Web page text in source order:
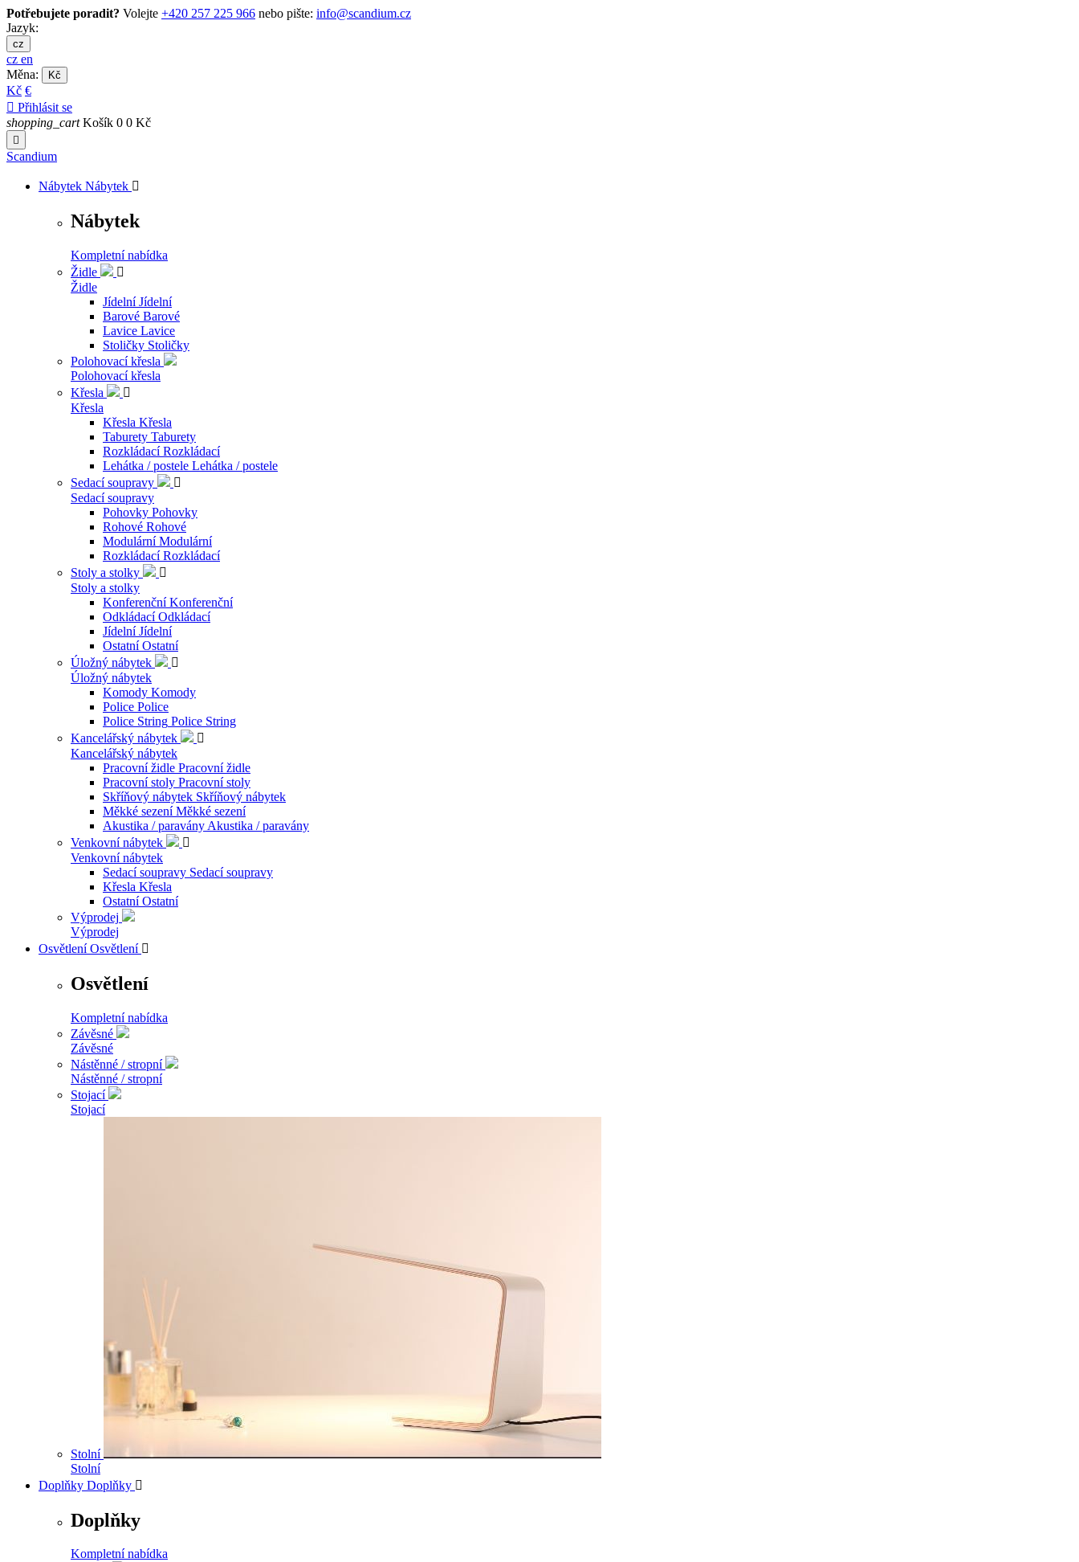
Potřebujete poradit? Volejte +420 257 225 966 nebo pište: info@scandium.cz
Jazyk:
cz
cz en
Měna:
Kč
Kč €
 Přihlásit se
shopping_cart Košík 0 0 Kč

Scandium
Nábytek Nábytek 
Nábytek
Kompletní nabídka
Židle

Židle
Jídelní Jídelní
Barové Barové
Lavice Lavice
Stoličky Stoličky
Polohovací křesla
Polohovací křesla
Křesla

Křesla
Křesla Křesla
Taburety Taburety
Rozkládací Rozkládací
Lehátka / postele Lehátka / postele
Sedací soupravy

Sedací soupravy
Pohovky Pohovky
Rohové Rohové
Modulární Modulární
Rozkládací Rozkládací
Stoly a stolky

Stoly a stolky
Konferenční Konferenční
Odkládací Odkládací
Jídelní Jídelní
Ostatní Ostatní
Úložný nábytek

Úložný nábytek
Komody Komody
Police Police
Police String Police String
Kancelářský nábytek

Kancelářský nábytek
Pracovní židle Pracovní židle
Pracovní stoly Pracovní stoly
Skříňový nábytek Skříňový nábytek
Měkké sezení Měkké sezení
Akustika / paravány Akustika / paravány
Venkovní nábytek

Venkovní nábytek
Sedací soupravy Sedací soupravy
Křesla Křesla
Ostatní Ostatní
Výprodej
Výprodej
Osvětlení Osvětlení 
Osvětlení
Kompletní nabídka
Závěsné
Závěsné
Nástěnné / stropní
Nástěnné / stropní
Stojací
Stojací
Stolní
Stolní
Doplňky Doplňky 
Doplňky
Kompletní nabídka